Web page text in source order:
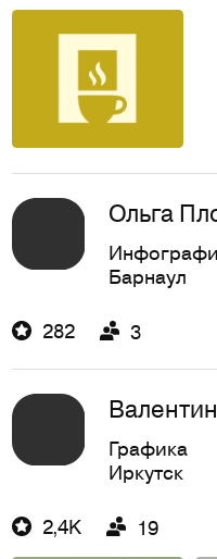
Ольга
Барнаул
282 3
Графика
Иркутск
2,4K 19